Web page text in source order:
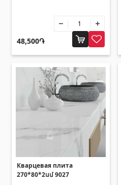
Кухонные умывальники
Гидромассажные ванны
Аксессуары для ванной
Все
Камни
Гранит
Мрамор(7)
48,500֏
Кварцевая плита
270*80*2սմ 9027